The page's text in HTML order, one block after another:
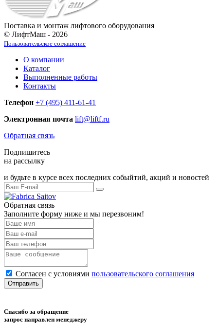
Поставка и монтаж лифтового оборудования
© ЛифтМаш - 2026
Пользовательское соглашение
О компании
Каталог
Выполненные работы
Контакты
Телефон +7 (495) 411-61-41
Электронная почта lift@liftf.ru
Обратная связь
Подпишитесь
на рассылку
и будьте в курсе всех последних собыйтий, акций и новостей
Обратная связь
Заполните форму ниже и мы перезвоним!
Согласен с условиями пользовательского соглашения
Отправить
Спасибо за обращение
запрос направлен менеджеру